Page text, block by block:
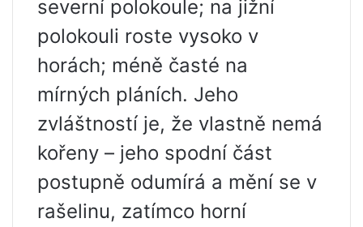
severní polokoule; na jižní
polokouli roste vysoko v
horách; méně časté na
mírných pláních. Jeho
zvláštností je, že vlastně nemá
kořeny – jeho spodní část
postupně odumírá a mění se v
rašelinu, zatímco horní